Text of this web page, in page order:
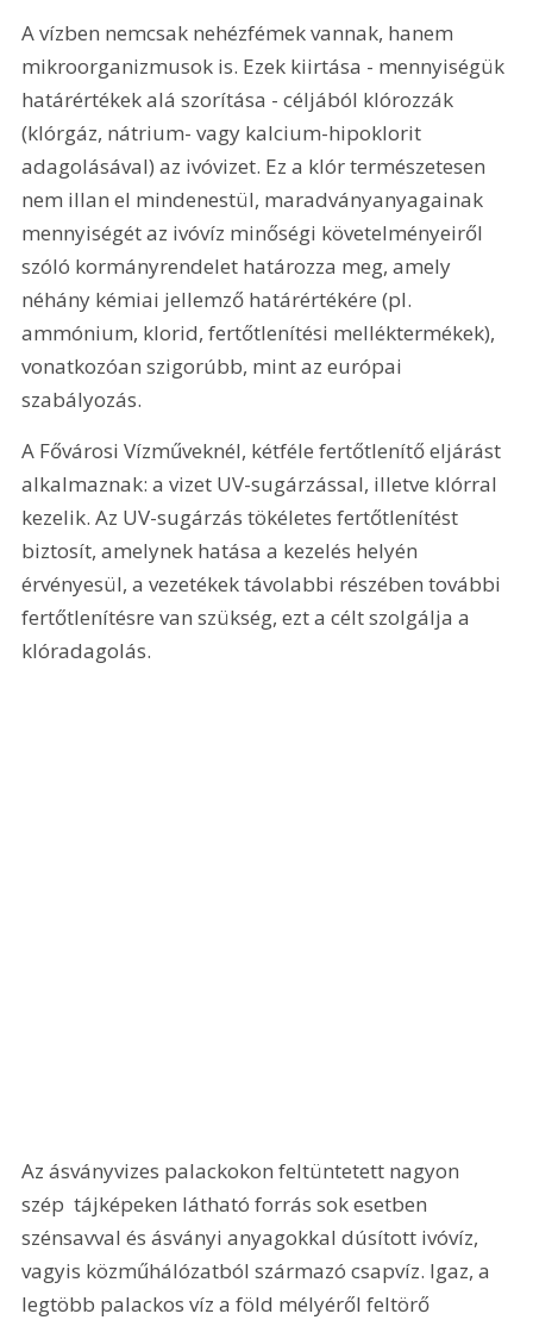
A vízben nemcsak nehézfémek vannak, hanem
mikroorganizmusok is. Ezek kiirtása - mennyiségük
határértékek alá szorítása - céljából klórozzák
(klórgáz, nátrium- vagy kalcium-hipoklorit
adagolásával) az ivóvizet. Ez a klór természetesen
nem illan el mindenestül, maradványanyagainak
mennyiségét az ivóvíz minőségi követelményeiről
szóló kormányrendelet határozza meg, amely
néhány kémiai jellemző határértékére (pl.
ammónium, klorid, fertőtlenítési melléktermékek),
vonatkozóan szigorúbb, mint az európai
szabályozás.
A Fővárosi Vízműveknél, kétféle fertőtlenítő eljárást
alkalmaznak: a vizet UV-sugárzással, illetve klórral
kezelik. Az UV-sugárzás tökéletes fertőtlenítést
biztosít, amelynek hatása a kezelés helyén
érvényesül, a vezetékek távolabbi részében további
fertőtlenítésre van szükség, ezt a célt szolgálja a
klóradagolás.
Az ásványvizes palackokon feltüntetett nagyon
szép  tájképeken látható forrás sok esetben
szénsavval és ásványi anyagokkal dúsított ivóvíz,
vagyis közműhálózatból származó csapvíz. Igaz, a
legtöbb palackos víz a föld mélyéről feltörő